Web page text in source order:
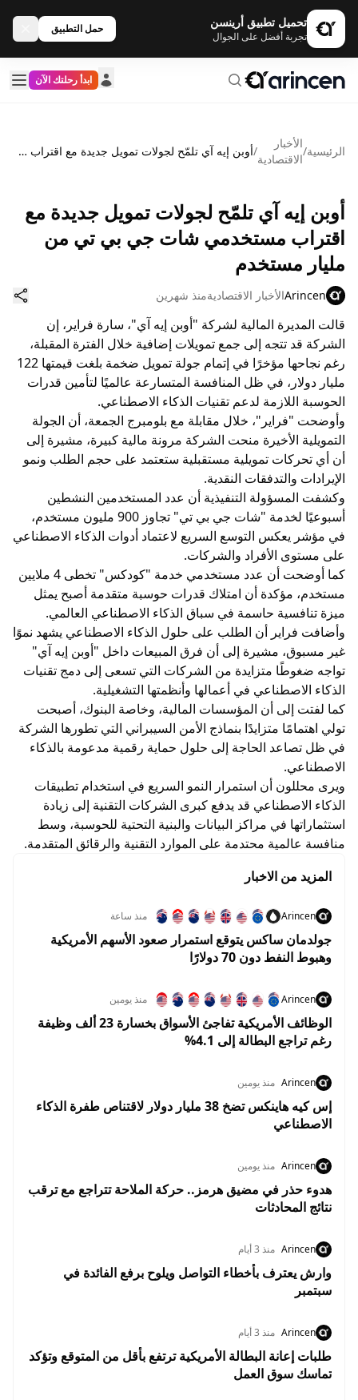
تحميل تطبيق أرينسن
تجربة أفضل على الجوال
حمل التطبيق
ابدأ رحلتك الآن
الرئيسية/
الأخبار
الاقتصادية
/ أوبن إيه آي تلمّح لجولات تمويل جديدة مع اقتراب مستخدمي شات جي بي تي من مليار مستخدم
أوبن إيه آي تلمّح لجولات تمويل جديدة مع
اقتراب مستخدمي شات جي بي تي من
مليار مستخدم
Arincenالأخبار الاقتصاديةمنذ شهرين
قالت المديرة المالية لشركة "أوبن إيه آي"، سارة فراير، إن
الشركة قد تتجه إلى جمع تمويلات إضافية خلال الفترة المقبلة،
رغم نجاحها مؤخرًا في إتمام جولة تمويل ضخمة بلغت قيمتها 122
مليار دولار، في ظل المنافسة المتسارعة عالميًا لتأمين قدرات
الحوسبة اللازمة لدعم تقنيات الذكاء الاصطناعي.
وأوضحت "فراير"، خلال مقابلة مع بلومبرج الجمعة، أن الجولة
التمويلية الأخيرة منحت الشركة مرونة مالية كبيرة، مشيرة إلى
أن أي تحركات تمويلية مستقبلية ستعتمد على حجم الطلب ونمو
الإيرادات والتدفقات النقدية.
وكشفت المسؤولة التنفيذية أن عدد المستخدمين النشطين
أسبوعيًا لخدمة "شات جي بي تي" تجاوز 900 مليون مستخدم،
في مؤشر يعكس التوسع السريع لاعتماد أدوات الذكاء الاصطناعي
على مستوى الأفراد والشركات.
كما أوضحت أن عدد مستخدمي خدمة "كودكس" تخطى 4 ملايين
مستخدم، مؤكدة أن امتلاك قدرات حوسبة متقدمة أصبح يمثل
ميزة تنافسية حاسمة في سباق الذكاء الاصطناعي العالمي.
وأضافت فراير أن الطلب على حلول الذكاء الاصطناعي يشهد نموًا
غير مسبوق، مشيرة إلى أن فرق المبيعات داخل "أوبن إيه آي"
تواجه ضغوطًا متزايدة من الشركات التي تسعى إلى دمج تقنيات
الذكاء الاصطناعي في أعمالها وأنظمتها التشغيلية.
كما لفتت إلى أن المؤسسات المالية، وخاصة البنوك، أصبحت
تولي اهتمامًا متزايدًا بنماذج الأمن السيبراني التي تطورها الشركة
في ظل تصاعد الحاجة إلى حلول حماية رقمية مدعومة بالذكاء
الاصطناعي.
ويرى محللون أن استمرار النمو السريع في استخدام تطبيقات
الذكاء الاصطناعي قد يدفع كبرى الشركات التقنية إلى زيادة
استثماراتها في مراكز البيانات والبنية التحتية للحوسبة، وسط
منافسة عالمية محتدمة على الموارد التقنية والرقائق المتقدمة.
المزيد من الاخبار
Arincen منذ ساعة
جولدمان ساكس يتوقع استمرار صعود الأسهم الأمريكية
وهبوط النفط دون 70 دولارًا
Arincen منذ يومين
الوظائف الأمريكية تفاجئ الأسواق بخسارة 23 ألف وظيفة
رغم تراجع البطالة إلى 4.1%
Arincen منذ يومين
إس كيه هاينكس تضخ 38 مليار دولار لاقتناص طفرة الذكاء
الاصطناعي
Arincen منذ يومين
هدوء حذر في مضيق هرمز.. حركة الملاحة تتراجع مع ترقب
نتائج المحادثات
Arincen منذ 3 أيام
وارش يعترف بأخطاء التواصل ويلوح برفع الفائدة في
سبتمبر
Arincen منذ 3 أيام
طلبات إعانة البطالة الأمريكية ترتفع بأقل من المتوقع وتؤكد
تماسك سوق العمل